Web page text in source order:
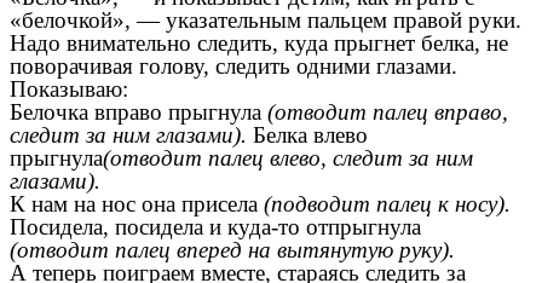
«белочкой», — указательным пальцем правой руки.
Надо внимательно следить, куда прыгнет белка, не
поворачивая голову, следить одними глазами.
Показываю:
Белочка вправо прыгнула (отводит палец вправо,
следит за ним глазами). Белка влево
прыгнула(отводит палец влево, следит за ним
глазами).
К нам на нос она присела (подводит палец к носу).
Посидела, посидела и куда-то отпрыгнула
(отводит палец вперед на вытянутую руку).
А теперь поиграем вместе, стараясь следить за